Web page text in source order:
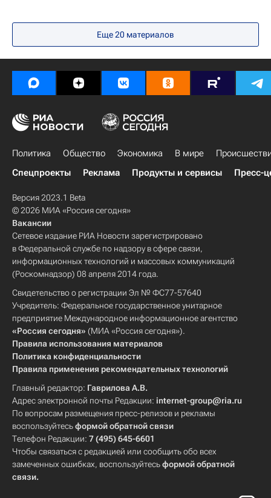
Еще20 материалов
Политика Общество Экономика В мире
Спецпроекты
Реклама Продукты и сервисы Пресс-
Версия 2023.1 Beta
© 2026 МИА «Россия сегодня»
Вакансии
Сетевое издание РИА Новости зарегистрировано
в Федеральной службе по надзору в сфере связи,
информационных технологий и массовых коммуникаций
(Роскомнадзор) 08 апреля 2014 года.
Свидетельство о регистрации Эл № ФС77-57640
Учредитель: Федеральное государственное унитарное
предприятие Международное информационное агентство
«Россия сегодня» (МИА «Россия сегодня»).
Правила использования материалов
Политика конфиденциальности
Правила применения рекомендательных технологий
Главный редактор: Гаврилова А.В.
Адрес электронной почты Редакции: internet-group@ria.ru
По вопросам размещения пресс-релизов и рекламы
воспользуйтесьформой обратной связи
Телефон Редакции: 7 (495) 645-6601
Чтобы связаться с редакцией или сообщить обо всех
замеченных ошибках, воспользуйтесьформой обратной
связи.